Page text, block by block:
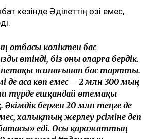
қыдырып, араласқан емес. Біз
бастап араласа бастадық.
осылай өрбіді... Қазір жадырап
анамның, Алланың және оның
жаңа өмір сыйлады, – деді
жүкті болғаны туралы сұраққа
Дегенмен балалы болса,
қызу талқыланған тағы бір мәселе